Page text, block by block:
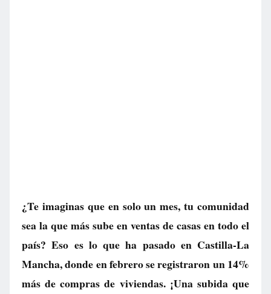
¿Te imaginas que en solo un mes, tu comunidad
sea la que más sube en ventas de casas en todo el
país? Eso es lo que ha pasado en Castilla-La
Mancha, donde en febrero se registraron un 14%
más de compras de viviendas. ¡Una subida que